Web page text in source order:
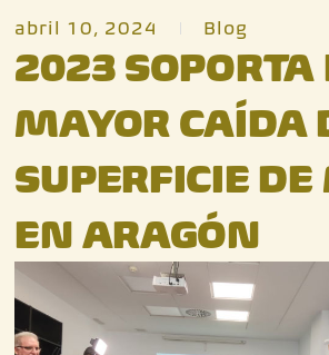
abril 10, 2024 Blog
2023 SOPORTA
MAYOR CAÍDA
SUPERFICIE
EN ARAGÓN